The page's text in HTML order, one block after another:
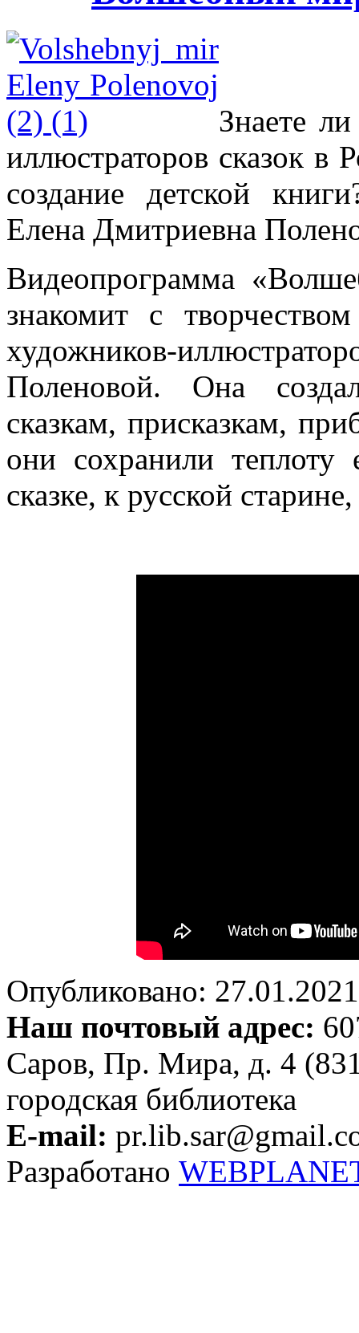
Знаете
иллюстраторов сказок в
создание детской
Елена Дмитриевна
Видеопрограмма
знакомит с
художников-
Поленовой. Она
сказкам, присказкам,
они сохранили
сказке, к русской
Опубликовано:
Наш почтовый адрес:
Саров, Пр. Мира, д. 4
городская библиотека
E-mail:
Разработано